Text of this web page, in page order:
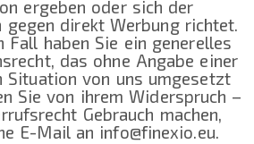
ergeben oder sich der
gegen direkt Werbung richtet.
Fall haben Sie ein generelles
das ohne Angabe einer
Situation von uns umgesetzt
Sie von ihrem Widerspruch –
Gebrauch machen,
E-Mail an info@finexio.eu.